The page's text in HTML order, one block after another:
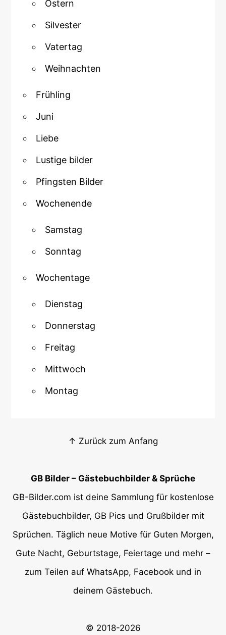
Ostern
Silvester
Vatertag
Weihnachten
Frühling
Juni
Liebe
Lustige bilder
Pfingsten Bilder
Wochenende
Samstag
Sonntag
Wochentage
Dienstag
Donnerstag
Freitag
Mittwoch
Montag
↑ Zurück zum Anfang
GB Bilder – Gästebuchbilder & Sprüche
GB-Bilder.com ist deine Sammlung für kostenlose
Gästebuchbilder, GB Pics und Grußbilder mit
Sprüchen. Täglich neue Motive für Guten Morgen,
Gute Nacht, Geburtstage, Feiertage und mehr –
zum Teilen auf WhatsApp, Facebook und in
deinem Gästebuch.
© 2018-2026